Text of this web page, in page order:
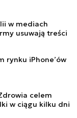
w mediach
usuwają treści
rynku iPhone’ów
celem
w ciągu kilku dni